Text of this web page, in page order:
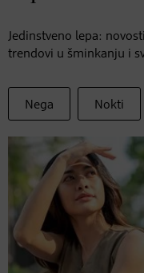
Jedinstveno lepa:
trendovi u šminkanju i
Nega Nokti